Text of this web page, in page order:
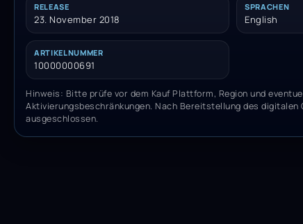
RELEASE
23. November 2018
SPRACHEN
English
ARTIKELNUMMER
10000000691
Hinweis: Bitte prüfe vor dem Kauf Plattform, Region und
Aktivierungsbeschränkungen. Nach Bereitstellung des digitalen
ausgeschlossen.